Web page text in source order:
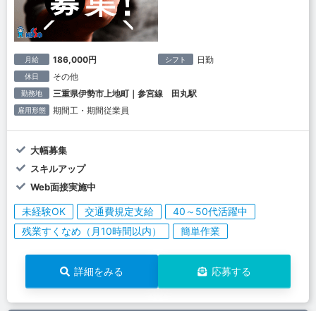
月給 186,000円 シフト 日勤
休日 その他
勤務地 三重県伊勢市上地町｜参宮線 田丸駅
雇用形態 期間工・期間従業員
大幅募集
スキルアップ
Web面接実施中
未経験OK 交通費規定支給
40～50代活躍中
残業すくなめ（月10時間以内）
簡単作業
詳細をみる 応募する